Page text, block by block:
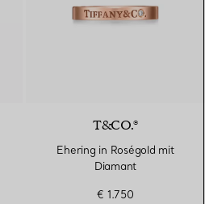
T&CO.®
Ehering in Roségold mit
Diamant
€ 1.750